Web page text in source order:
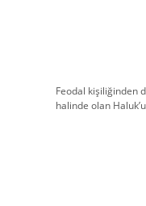
Feodal kişiliğinden
halinde olan